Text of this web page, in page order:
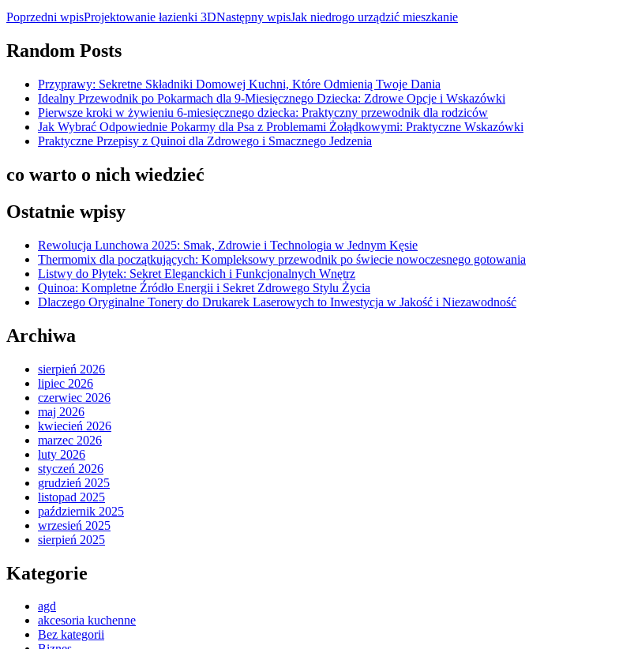
Poprzedni wpisProjektowanie łazienki 3DNastępny wpisJak niedrogo urządzić mieszkanie
Random Posts
Przyprawy: Sekretne Składniki Domowej Kuchni, Które Odmienią Twoje Dania
Idealny Przewodnik po Pokarmach dla 9-Miesięcznego Dziecka: Zdrowe Opcje i Wskazówki
Pierwsze kroki w żywieniu 6-miesięcznego dziecka: Praktyczny przewodnik dla rodziców
Jak Wybrać Odpowiednie Pokarmy dla Psa z Problemami Żołądkowymi: Praktyczne Wskazówki
Praktyczne Przepisy z Quinoi dla Zdrowego i Smacznego Jedzenia
co warto o nich wiedzieć
Ostatnie wpisy
Rewolucja Lunchowa 2025: Smak, Zdrowie i Technologia w Jednym Kęsie
Thermomix dla początkujących: Kompleksowy przewodnik po świecie nowoczesnego gotowania
Listwy do Płytek: Sekret Eleganckich i Funkcjonalnych Wnętrz
Quinoa: Kompletne Źródło Energii i Sekret Zdrowego Stylu Życia
Dlaczego Oryginalne Tonery do Drukarek Laserowych to Inwestycja w Jakość i Niezawodność
Archiwa
sierpień 2026
lipiec 2026
czerwiec 2026
maj 2026
kwiecień 2026
marzec 2026
luty 2026
styczeń 2026
grudzień 2025
listopad 2025
październik 2025
wrzesień 2025
sierpień 2025
Kategorie
agd
akcesoria kuchenne
Bez kategorii